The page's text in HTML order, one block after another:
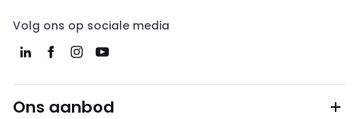
Volg ons op sociale media
Ons aanbod